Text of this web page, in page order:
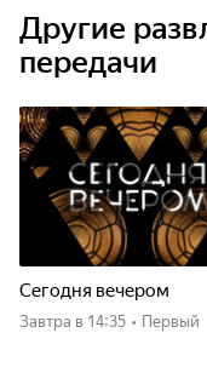
Другие
передачи
Сегодня вечером
Завтра в 14:35 • Первый